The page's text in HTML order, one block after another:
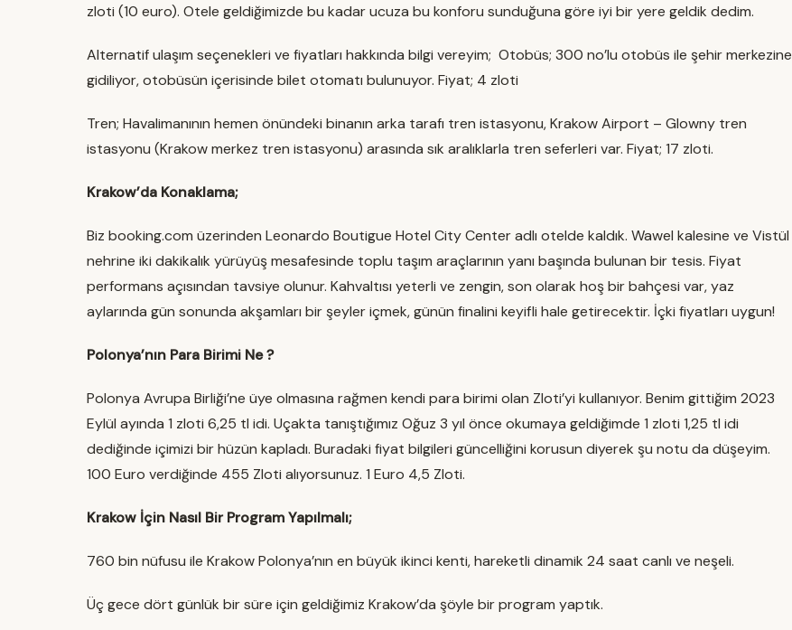
zloti (10 euro). Otele geldiğimizde bu kadar ucuza bu konforu sunduğuna göre iyi bir yere geldik dedim.
Alternatif ulaşım seçenekleri ve fiyatları hakkında bilgi vereyim; Otobüs; 300 no’lu otobüs ile şehir merkezine
gidiliyor, otobüsün içerisinde bilet otomatı bulunuyor. Fiyat; 4 zloti
Tren; Havalimanının hemen önündeki binanın arka tarafı tren istasyonu, Krakow Airport – Glowny tren
istasyonu (Krakow merkez tren istasyonu) arasında sık aralıklarla tren seferleri var. Fiyat; 17 zloti.
Krakow’da Konaklama;
Biz booking.com üzerinden Leonardo Boutigue Hotel City Center adlı otelde kaldık. Wawel kalesine ve Vistül
nehrine iki dakikalık yürüyüş mesafesinde toplu taşım araçlarının yanı başında bulunan bir tesis. Fiyat
performans açısından tavsiye olunur. Kahvaltısı yeterli ve zengin, son olarak hoş bir bahçesi var, yaz
aylarında gün sonunda akşamları bir şeyler içmek, günün finalini keyifli hale getirecektir. İçki fiyatları uygun!
Polonya’nın Para Birimi Ne ?
Polonya Avrupa Birliği’ne üye olmasına rağmen kendi para birimi olan Zloti’yi kullanıyor. Benim gittiğim 2023
Eylül ayında 1 zloti 6,25 tl idi. Uçakta tanıştığımız Oğuz 3 yıl önce okumaya geldiğimde 1 zloti 1,25 tl idi
dediğinde içimizi bir hüzün kapladı. Buradaki fiyat bilgileri güncelliğini korusun diyerek şu notu da düşeyim.
100 Euro verdiğinde 455 Zloti alıyorsunuz. 1 Euro 4,5 Zloti.
Krakow İçin Nasıl Bir Program Yapılmalı;
760 bin nüfusu ile Krakow Polonya’nın en büyük ikinci kenti, hareketli dinamik 24 saat canlı ve neşeli.
Üç gece dört günlük bir süre için geldiğimiz Krakow’da şöyle bir program yaptık.